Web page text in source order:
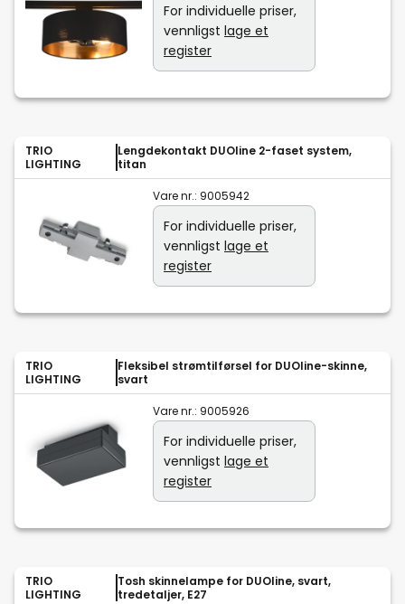
For individuelle priser,
vennligst lage et
register
TRIO
LIGHTING
Lengdekontakt DUOline 2-faset system,
titan
Vare nr.: 9005942
For individuelle priser,
vennligst lage et
register
TRIO
LIGHTING
Fleksibel strømtilførsel for DUOline-skinne,
svart
Vare nr.: 9005926
For individuelle priser,
vennligst lage et
register
TRIO
LIGHTING
Tosh skinnelampe for DUOline, svart,
tredetaljer, E27